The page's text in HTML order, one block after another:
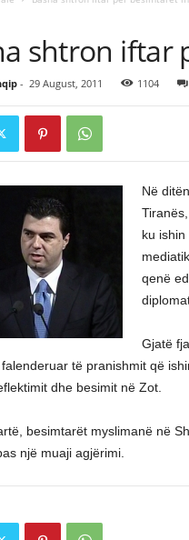
shtron iftar
- 29 August, 2011 1104
Në
ku
qenë
Gjatë
të pranishmit që
dhe besimit në Zot.
besimtarët myslimanë në
një muaji agjërimi.